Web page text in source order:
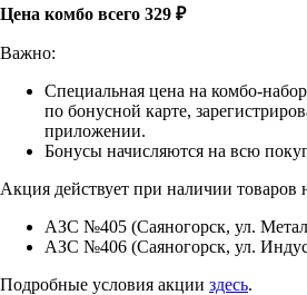
Цена комбо всего 329 ₽
Важно:
Специальная цена на комбо-
по бонусной карте,
приложении.
Бонусы начисляются на всю
Акция действует при наличии
АЗС №405 (Саяногорск, ул.
АЗС №406 (Саяногорск, ул.
Подробные условия акции здесь.